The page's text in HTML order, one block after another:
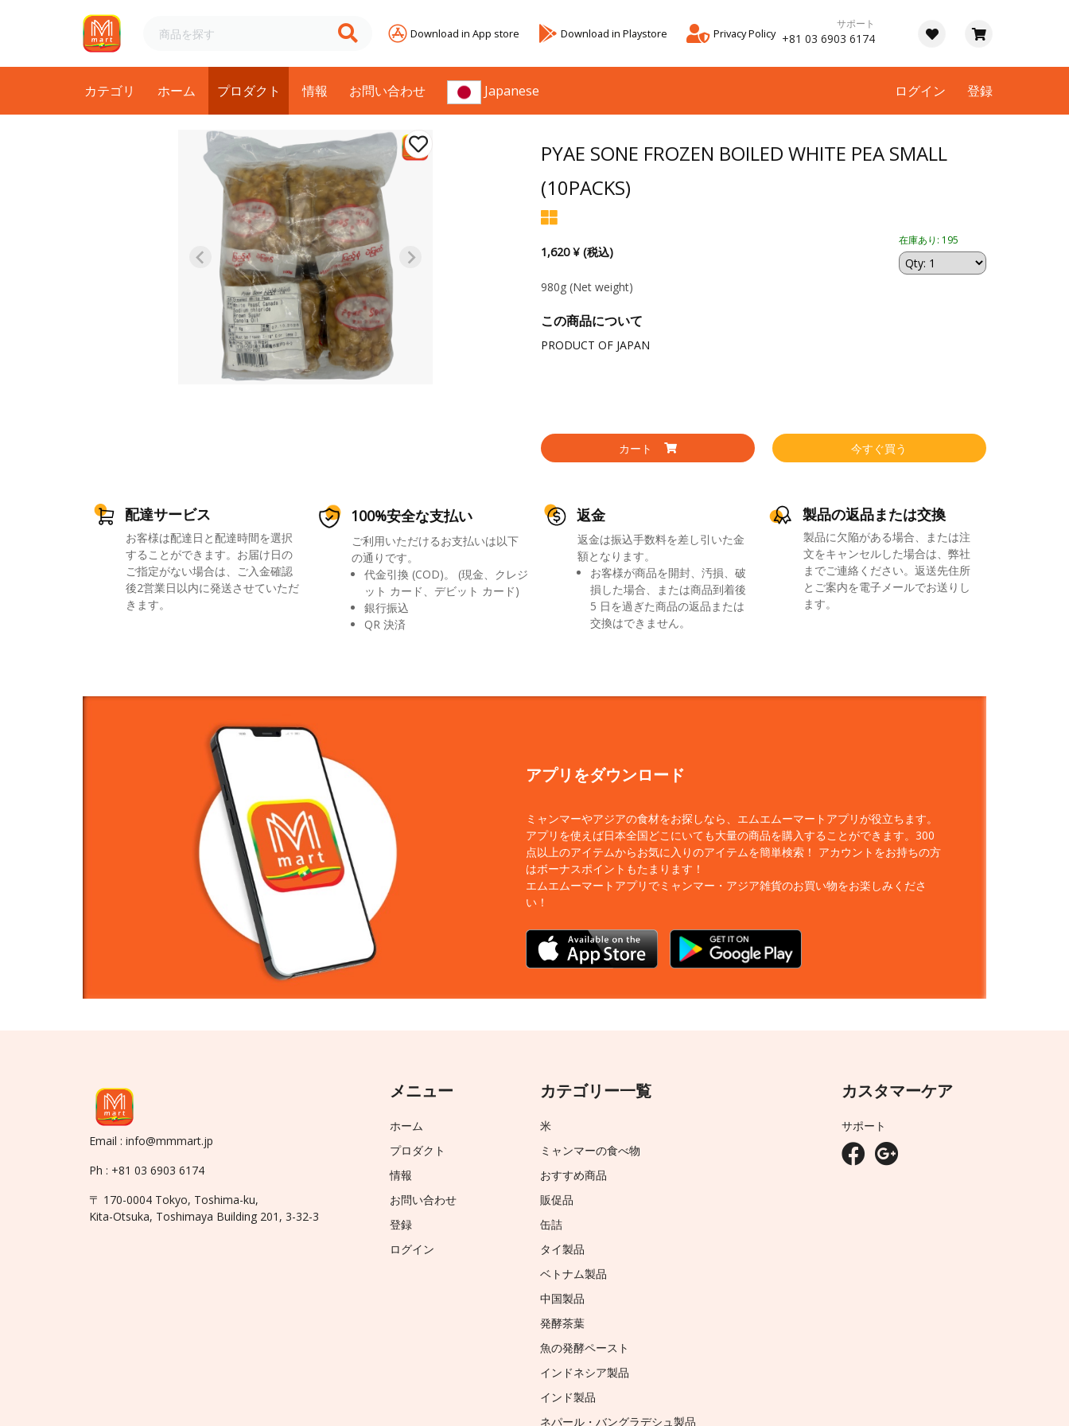
Download in App store Download in Playstore Privacy Policy
サポート
+81 03 6903 6174
カテゴリ ホーム プロダクト 情報 お問い合わせ Japanese ログイン 登録
PYAE SONE FROZEN BOILED WHITE PEA SMALL
(10PACKS)
1,620 ¥ (税込)
在庫あり: 195
980g (Net weight)
この商品について
PRODUCT OF JAPAN
カート 今すぐ買う
配達サービス
お客様は配達日と配達時間を選択
することができます。お届け日の
ご指定がない場合は、ご入金確認
後2営業日以内に発送させていただ
きます。
100%安全な支払い
ご利用いただけるお支払いは以下
の通りです。
代金引換 (COD)。 (現金、クレジ
ット カード、デビット カード)
銀行振込
QR 決済
返金
返金は振込手数料を差し引いた金
額となります。
お客様が商品を開封、汚損、破
損した場合、または商品到着後
5 日を過ぎた商品の返品または
交換はできません。
製品の返品または交換
製品に欠陥がある場合、または注
文をキャンセルした場合は、弊社
までご連絡ください。返送先住所
とご案内を電子メールでお送りし
ます。
アプリをダウンロード
ミャンマーやアジアの食材をお探しなら、エムエムーマートアプリが役立ちます。
アプリを使えば日本全国どこにいても大量の商品を購入することができます。300
点以上のアイテムからお気に入りのアイテムを簡単検索！ アカウントをお持ちの方
はボーナスポイントもたまります！
エムエムーマートアプリでミャンマー・アジア雑貨のお買い物をお楽しみくださ
い！
Email : info@mmmart.jp
Ph : +81 03 6903 6174
〒 170-0004 Tokyo, Toshima-ku,
Kita-Otsuka, Toshimaya Building 201, 3-32-3
メニュー
ホーム
プロダクト
情報
お問い合わせ
登録
ログイン
カテゴリー一覧
米
ミャンマーの食べ物
おすすめ商品
販促品
缶詰
タイ製品
ベトナム製品
中国製品
発酵茶葉
魚の発酵ペースト
インドネシア製品
インド製品
ネパール・バングラデシュ製品
カスタマーケア
サポート